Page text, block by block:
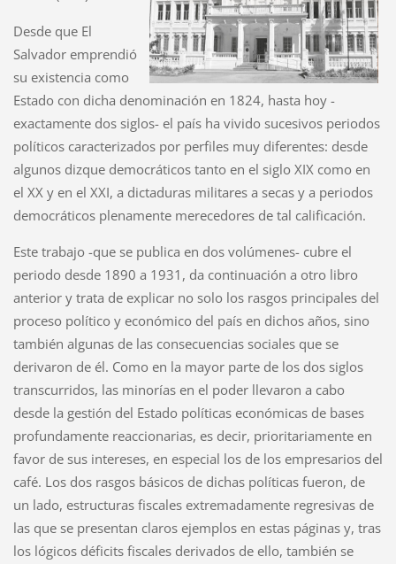
Desde que El
Salvador emprendió
su existencia como
Estado con dicha denominación en 1824, hasta hoy -
exactamente dos siglos- el país ha vivido sucesivos periodos
políticos caracterizados por perfiles muy diferentes: desde
algunos dizque democráticos tanto en el siglo XIX como en
el XX y en el XXI, a dictaduras militares a secas y a periodos
democráticos plenamente merecedores de tal calificación.
Este trabajo -que se publica en dos volúmenes- cubre el
periodo desde 1890 a 1931, da continuación a otro libro
anterior y trata de explicar no solo los rasgos principales del
proceso político y económico del país en dichos años, sino
también algunas de las consecuencias sociales que se
derivaron de él. Como en la mayor parte de los dos siglos
transcurridos, las minorías en el poder llevaron a cabo
desde la gestión del Estado políticas económicas de bases
profundamente reaccionarias, es decir, prioritariamente en
favor de sus intereses, en especial los de los empresarios del
café. Los dos rasgos básicos de dichas políticas fueron, de
un lado, estructuras fiscales extremadamente regresivas de
las que se presentan claros ejemplos en estas páginas y, tras
los lógicos déficits fiscales derivados de ello, también se